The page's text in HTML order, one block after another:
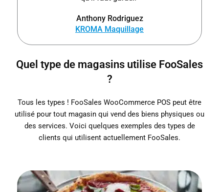
Anthony Rodriguez
KROMA Maquillage
Quel type de magasins utilise FooSales
?
Tous les types ! FooSales WooCommerce POS peut être
utilisé pour tout magasin qui vend des biens physiques ou
des services. Voici quelques exemples des types de
clients qui utilisent actuellement FooSales.